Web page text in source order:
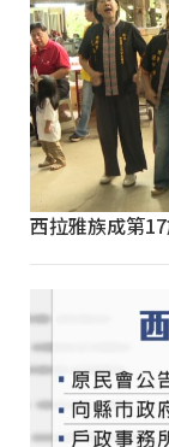
西拉雅族成第